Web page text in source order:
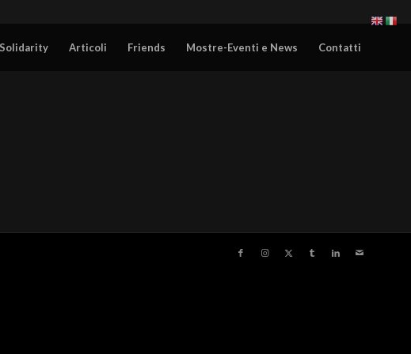
Solidarity Articoli Friends Mostre-Eventi e News Contatti